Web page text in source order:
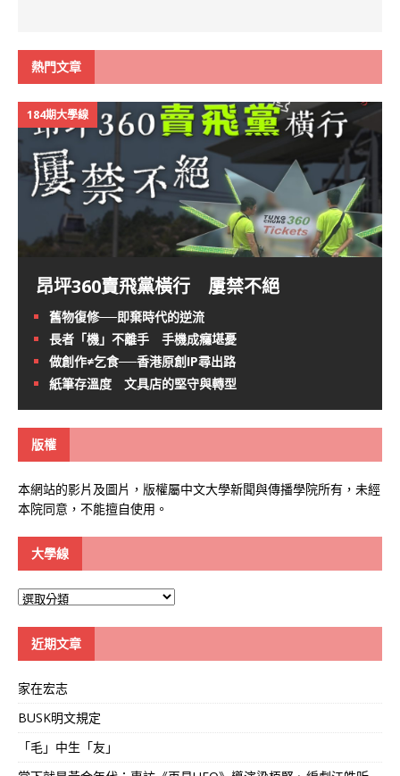
熱門文章
184期大學線
昂坪360賣飛黨橫行 屢禁不絕
舊物復修──即棄時代的逆流
長者「機」不離手 手機成癮堪憂
做創作≠乞食──香港原創IP尋出路
紙筆存溫度 文具店的堅守與轉型
版權
本網站的影片及圖片，版權屬中文大學新聞與傳播學院所有，未經
本院同意，不能擅自使用。
大學線
大
近期文章
家在宏志
BUSK明文規定
「毛」中生「友」